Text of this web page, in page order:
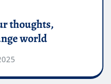
thoughts,
world